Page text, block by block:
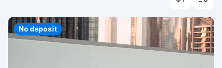
Priority
No deposit